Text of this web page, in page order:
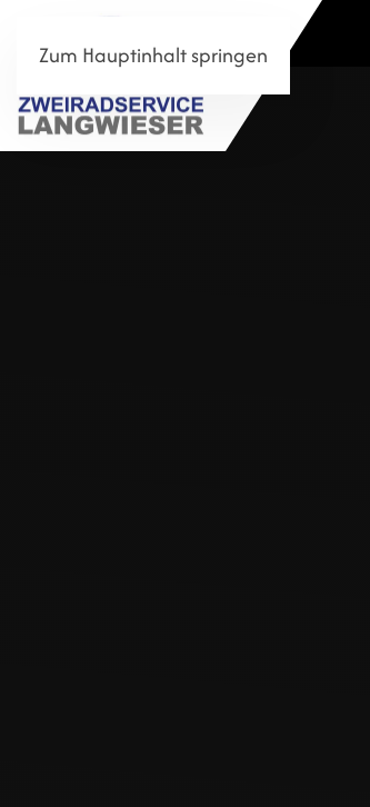
Zum Hauptinhalt springen